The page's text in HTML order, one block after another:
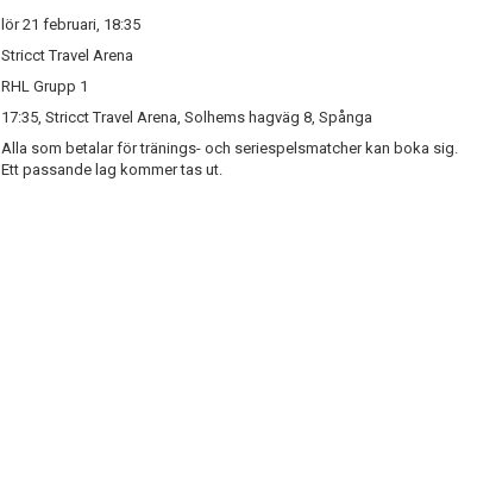
lör 21 februari, 18:35
Stricct Travel Arena
RHL Grupp 1
17:35, Stricct Travel Arena, Solhems hagväg 8, Spånga
Alla som betalar för tränings- och seriespelsmatcher kan boka sig.
Ett passande lag kommer tas ut.